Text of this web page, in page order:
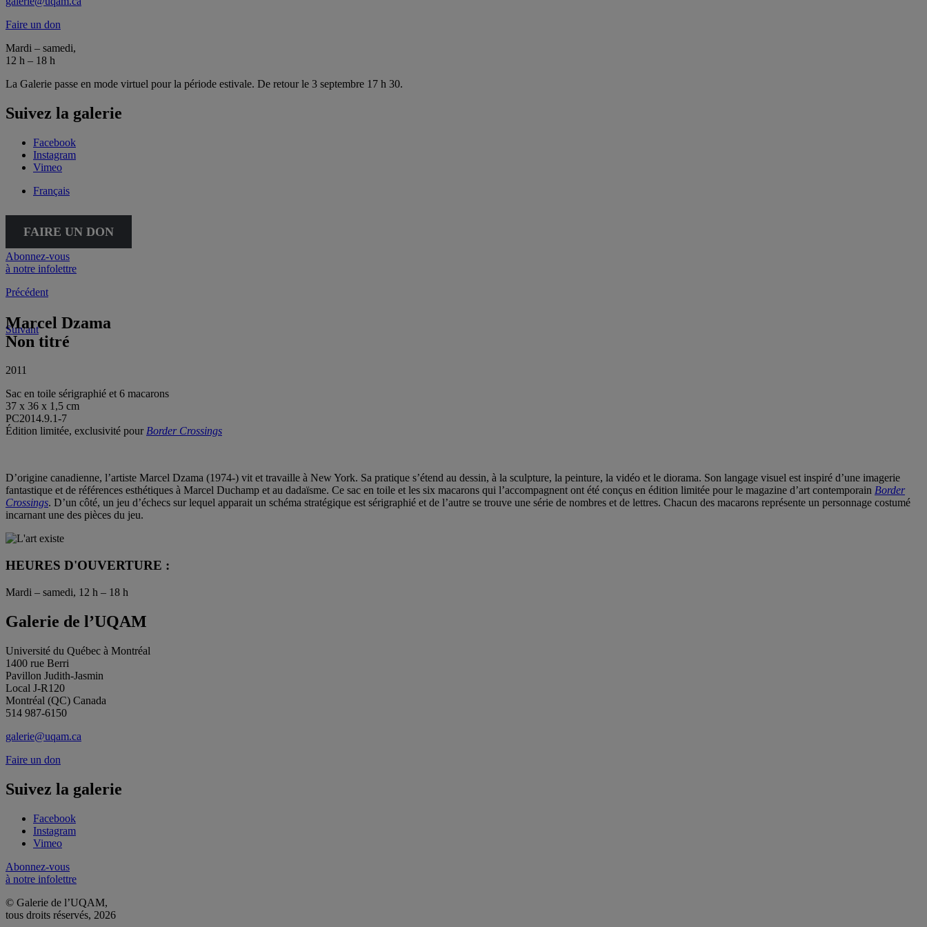
Faire un don
Mardi – samedi,
12 h – 18 h
La Galerie passe en mode virtuel pour la période estivale. De retour le 3 septembre 17 h 30.
Suivez la galerie
Facebook
Instagram
Vimeo
Français
FAIRE UN DON
Abonnez-vous
à notre infolettre
Précédent
Suivant
Marcel Dzama
Non titré
2011
Sac en toile sérigraphié et 6 macarons
37 x 36 x 1,5 cm
PC2014.9.1-7
Édition limitée, exclusivité pourBorder Crossings
D’origine canadienne, l’artiste Marcel Dzama (1974-) vit et travaille à New York. Sa pratique s’étend au dessin, à la sculpture, la peinture, la vidéo et le diorama. Son langage visuel est inspiré d’une imagerie
fantastique et de références esthétiques à Marcel Duchamp et au dadaïsme. Ce sac en toile et les six macarons qui l’accompagnent ont été conçus en édition limitée pour le magazine d’art contemporain Border
Crossings. D’un côté, un jeu d’échecs sur lequel apparait un schéma stratégique est sérigraphié et de l’autre se trouve une série de nombres et de lettres. Chacun des macarons représente un personnage costumé
incarnant une des pièces du jeu.
HEURES D'OUVERTURE :
Mardi – samedi, 12 h – 18 h
Galerie de l’UQAM
Université du Québec à Montréal
1400 rue Berri
Pavillon Judith-Jasmin
Local J-R120
Montréal (QC) Canada
514 987-6150
galerie@uqam.ca
Faire un don
Suivez la galerie
Facebook
Instagram
Vimeo
Abonnez-vous
à notre infolettre
© Galerie de l’UQAM,
tous droits réservés, 2026